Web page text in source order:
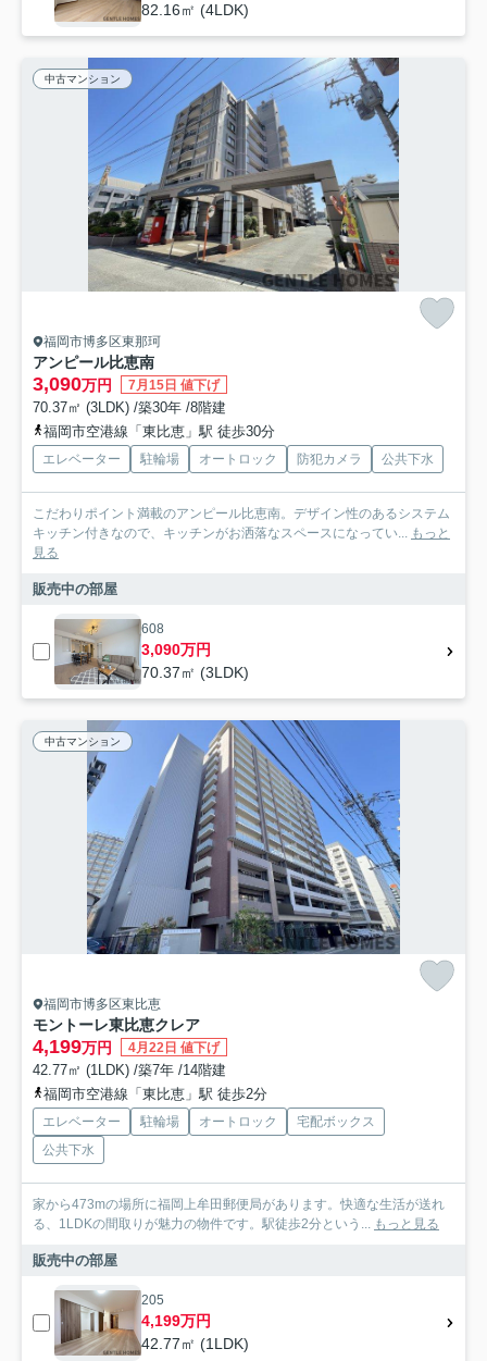
82.16㎡ (4LDK)
中古マンション
福岡市博多区東那珂
アンピール比恵南
3,090万円 7月15日 値下げ
70.37㎡ (3LDK) /築30年 /8階建
福岡市空港線「東比恵」駅 徒歩30分
エレベーター 駐輪場 オートロック 防犯カメラ 公共下水
こだわりポイント満載のアンピール比恵南。デザイン性のあるシステム
キッチン付きなので、キッチンがお洒落なスペースになってい... もっと
見る
販売中の部屋
608
3,090万円
70.37㎡ (3LDK)
中古マンション
福岡市博多区東比恵
モントーレ東比恵クレア
4,199万円 4月22日 値下げ
42.77㎡ (1LDK) /築7年 /14階建
福岡市空港線「東比恵」駅 徒歩2分
エレベーター 駐輪場 オートロック
宅配ボックス
公共下水
家から473mの場所に福岡上牟田郵便局があります。快適な生活が送れ
る、1LDKの間取りが魅力の物件です。駅徒歩2分という... もっと見る
販売中の部屋
205
4,199万円
42.77㎡ (1LDK)